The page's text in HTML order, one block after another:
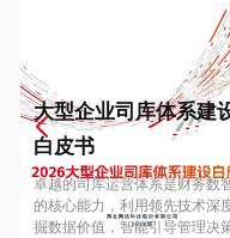
Europe
Hungary
大型企业司库体系建
白皮书
卓越的司库运营体系是财务数
的核心能力，利用领先技术深
掘数据价值，智能引导管理决